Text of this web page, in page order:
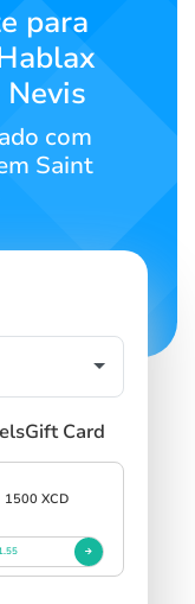
para
com
Saint
Card
1500 XCD